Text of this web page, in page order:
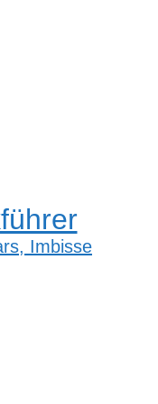
Imbisse